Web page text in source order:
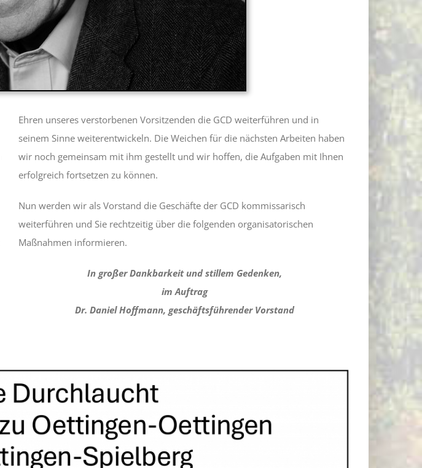
Ehren unseres verstorbenen Vorsitzenden die GCD weiterführen und in
seinem Sinne weiterentwickeln. Die Weichen für die nächsten Arbeiten haben
wir noch gemeinsam mit ihm gestellt und wir hoffen, die Aufgaben mit Ihnen
erfolgreich fortsetzen zu können.
Nun werden wir als Vorstand die Geschäfte der GCD kommissarisch
weiterführen und Sie rechtzeitig über die folgenden organisatorischen
Maßnahmen informieren.
In großer Dankbarkeit und stillem Gedenken,
im Auftrag
Dr. Daniel Hoffmann, geschäftsführender Vorstand